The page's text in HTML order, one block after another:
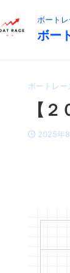
ボート
ボー
ボートレ
【
2025年